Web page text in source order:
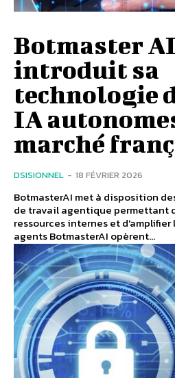
Botmaster AI
introduit sa
technologie
IA
marché
DSISIONNEL - 18 FÉVRIER 2026
BotmasterAI met à disposition
de travail agentique permettant
ressources internes et d'amplifier
agents BotmasterAI opèrent...